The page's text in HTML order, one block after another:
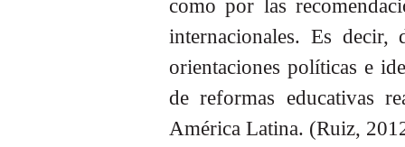
como por las
internacionales. Es decir,
orientaciones políticas e
de reformas educativas
América Latina. (Ruiz,